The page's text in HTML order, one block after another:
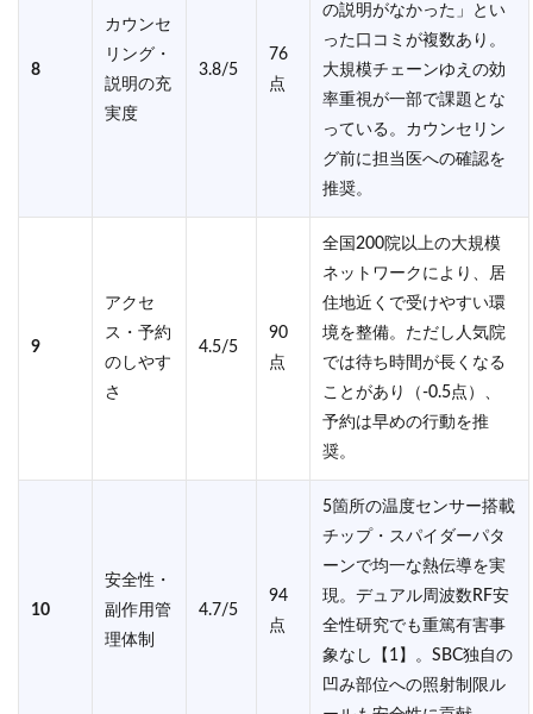
8
カウンセ
リング・
説明の充
実度
3.8/5
76
点
の説明がなかった」とい
った口コミが複数あり。
大規模チェーンゆえの効
率重視が一部で課題とな
っている。カウンセリン
グ前に担当医への確認を
推奨。
9
アクセ
ス・予約
のしやす
さ
4.5/5
90
点
全国200院以上の大規模
ネットワークにより、居
住地近くで受けやすい環
境を整備。ただし人気院
では待ち時間が長くなる
ことがあり（-0.5点）、
予約は早めの行動を推
奨。
10
安全性・
副作用管
理体制
4.7/5
94
点
5箇所の温度センサー搭載
チップ・スパイダーパタ
ーンで均一な熱伝導を実
現。デュアル周波数RF安
全性研究でも重篤有害事
象なし【1】。SBC独自の
凹み部位への照射制限ル